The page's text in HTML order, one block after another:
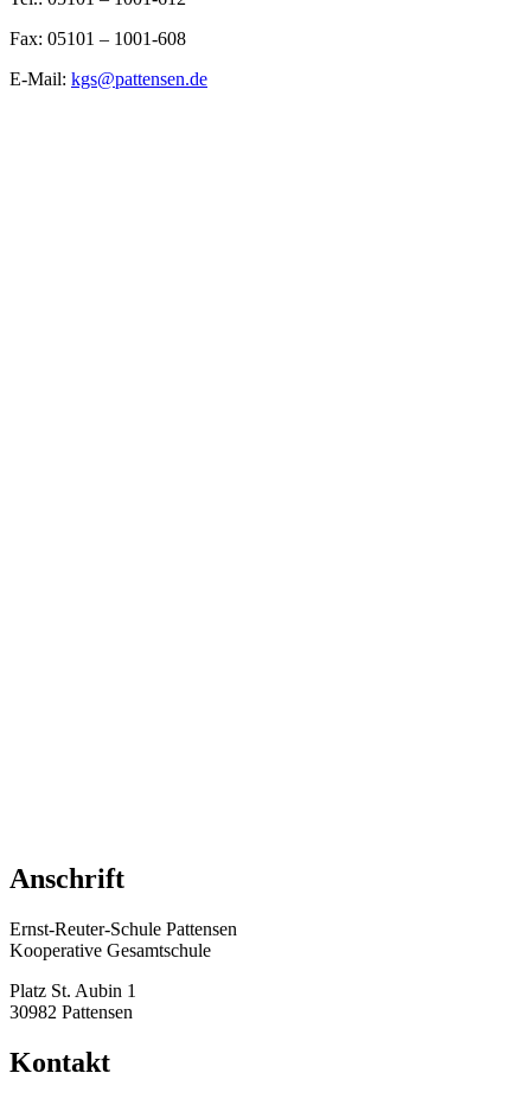
Fax: 05101 – 1001-608
E-Mail: kgs@pattensen.de
Anschrift
Ernst-Reuter-Schule Pattensen
Kooperative Gesamtschule
Platz St. Aubin 1
30982 Pattensen
Kontakt